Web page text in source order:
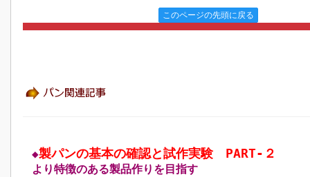
このページの先頭に戻る
◆製パンの基本の確認と試作実験 PART‐２
より特徴のある製品作りを目指す